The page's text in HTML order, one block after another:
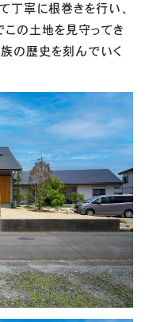
丁寧に根巻きを行い、
の土地を見守ってき
の歴史を刻んでいく